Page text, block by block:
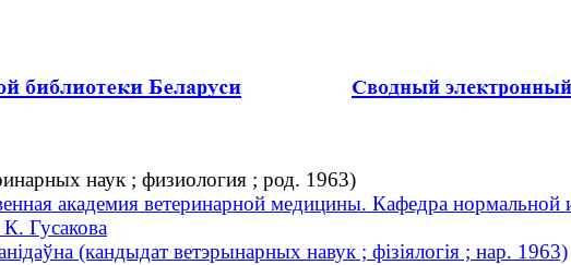
наук ; физиология ; род. 1963)
академия ветеринарной медицины. Кафедра нормальной
Гусакова
(кандыдат ветэрынарных навук ; фізіялогія ; нар. 1963)